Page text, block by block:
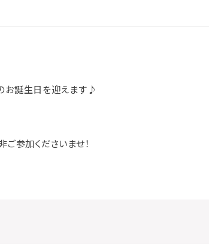
お誕生日を迎えます♪
参加くださいませ！